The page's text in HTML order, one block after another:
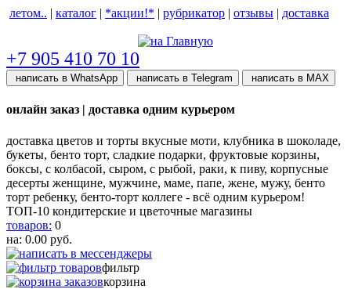
летом.. | каталог | *акции!* | рубрикатор | отзывы | доставка
+7 905 410 70 10
написать в WhatsApp написать в Telegram написать в МАХ
онлайн заказ | доставка одним курьером
доставка цветов и торты вкусные моти, клубника в шоколаде,
букеты, бенто торт, сладкие подарки, фруктовые корзины,
боксы, с колбасой, сыром, с рыбой, раки, к пиву, корпусные
десерты женщине, мужчине, маме, папе, жене, мужу, бенто
торт ребенку, бенто-торт коллеге - всё одним курьером!
ТОП-10 кондитерские и цветочные магазины
товаров: 0
на: 0.00 руб.
фильтр
корзина